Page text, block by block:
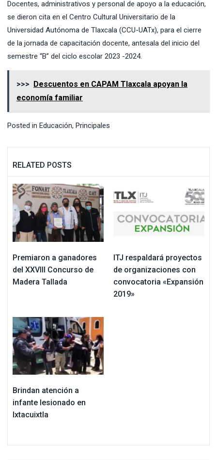
Docentes, administrativos y personal de apoyo a la educación,
se dieron cita en el Centro Cultural Universitario de la
Universidad Autónoma de Tlaxcala (CCU-UATx), para el cierre
de la jornada de capacitación docente, antesala del inicio del
semestre “B” del ciclo escolar 2023 -2024.
>>>
Descuentos en CAPAM Tlaxcala apoyan la
economía familiar
Posted in Educación, Principales
RELATED POSTS
Premiaron a ganadores
del XXVIII Concurso de
Madera Tallada
ITJ respaldará proyectos
de organizaciones con
convocatoria «Expansión
2019»
Brindan atención a
infante lesionado en
Ixtacuixtla